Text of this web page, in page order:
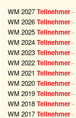
WM 2027 Teilnehmer ·
WM 2026 Teilnehmer ·
WM 2025 Teilnehmer ·
WM 2024 Teilnehmer ·
WM 2023 Teilnehmer ·
WM 2022 Teilnehmer ·
WM 2021 Teilnehmer ·
WM 2020 Teilnehmer ·
WM 2019 Teilnehmer ·
WM 2018 Teilnehmer ·
WM 2017 Teilnehmer ·